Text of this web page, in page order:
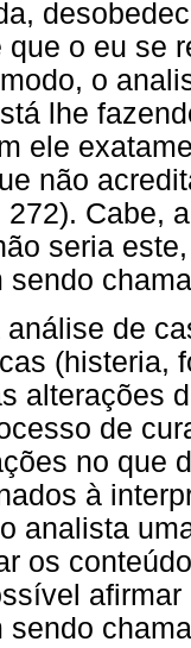
que o eu se
o
lhe
ele
não
272). Cabe,
seria
sendo
análise de
(histeria,
alterações
de
no que
à
analista
os
sendo